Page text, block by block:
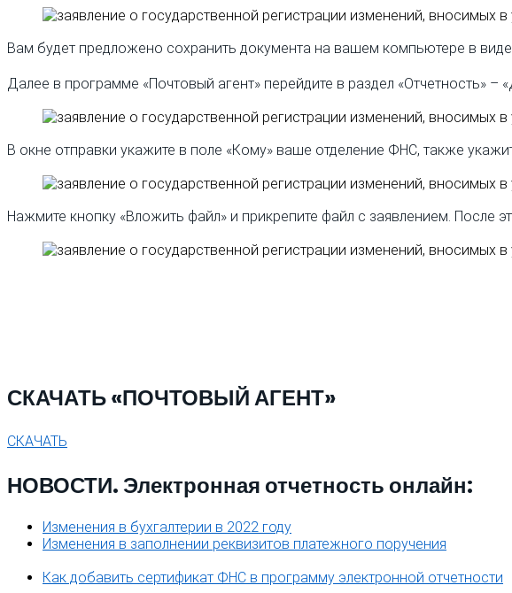
Вам будет предложено сохранить документа на вашем компьютере в
Далее в программе «Почтовый агент» перейдите в раздел «Отчетность»
В окне отправки укажите в поле «Кому» ваше отделение ФНС, также
Нажмите кнопку «Вложить файл» и прикрепите файл с заявлением. После
СКАЧАТЬ «ПОЧТОВЫЙ АГЕНТ»
СКАЧАТЬ
НОВОСТИ. Электронная отчетность онлайн:
Изменения в бухгалтерии в 2022 году
Изменения в заполнении реквизитов платежного поручения
Как добавить сертификат ФНС в программу электронной отчетности